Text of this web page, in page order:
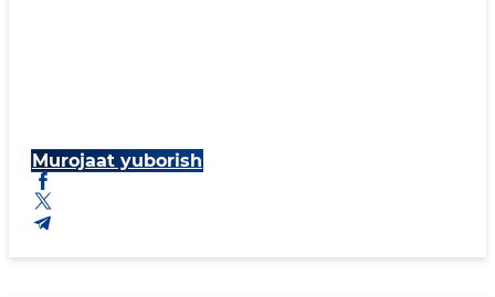
Murojaat yuborish